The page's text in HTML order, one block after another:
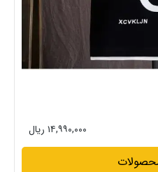
۱۴,۹۹۰,۰۰۰ ریال